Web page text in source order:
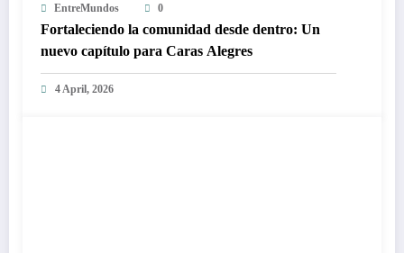
EntreMundos 0
Fortaleciendo la comunidad desde dentro: Un
nuevo capítulo para Caras Alegres
4 April, 2026